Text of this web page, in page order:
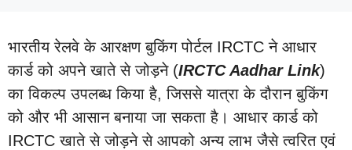
भारतीय रेलवे के आरक्षण बुकिंग पोर्टल IRCTC ने आधार
कार्ड को अपने खाते से जोड़ने (IRCTC Aadhar Link)
का विकल्प उपलब्ध किया है, जिससे यात्रा के दौरान बुकिंग
को और भी आसान बनाया जा सकता है। आधार कार्ड को
IRCTC खाते से जोड़ने से आपको अन्य लाभ जैसे त्वरित एवं